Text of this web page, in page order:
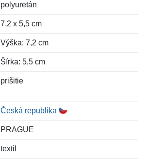
polyuretán
7,2 x 5,5 cm
Výška: 7,2 cm
Šírka: 5,5 cm
prišitie
Česká republika
PRAGUE
textil